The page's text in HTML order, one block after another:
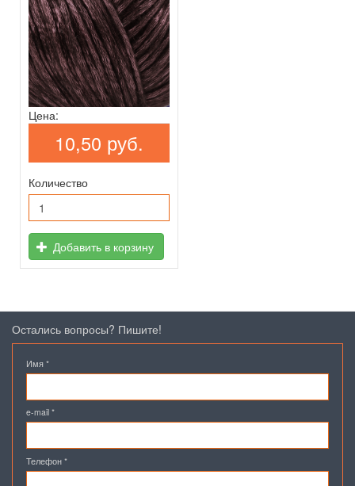
Цена:
10,50 руб.
Количество
Добавить в корзину
Остались вопросы? Пишите!
Имя *
e-mail *
Телефон *